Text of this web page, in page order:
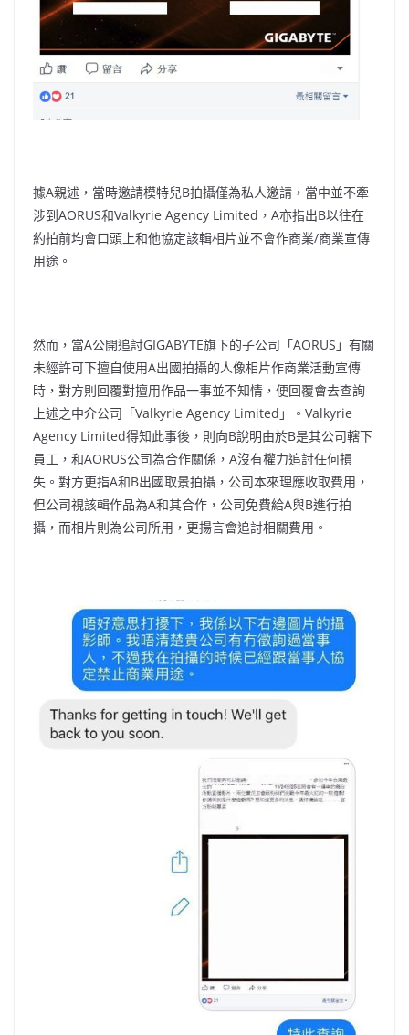
據A親述，當時邀請模特兒B拍攝僅為私人邀請，當中並不牽
涉到AORUS和Valkyrie Agency Limited，A亦指出B以往在
約拍前均會口頭上和他協定該輯相片並不會作商業/商業宣傳
用途。
然而，當A公開追討GIGABYTE旗下的子公司「AORUS」有關
未經許可下擅自使用A出國拍攝的人像相片作商業活動宣傳
時，對方則回覆對擅用作品一事並不知情，便回覆會去查詢
上述之中介公司「Valkyrie Agency Limited」。Valkyrie
Agency Limited得知此事後，則向B說明由於B是其公司轄下
員工，和AORUS公司為合作關係，A沒有權力追討任何損
失。對方更指A和B出國取景拍攝，公司本來理應收取費用，
但公司視該輯作品為A和其合作，公司免費給A與B進行拍
攝，而相片則為公司所用，更揚言會追討相關費用。